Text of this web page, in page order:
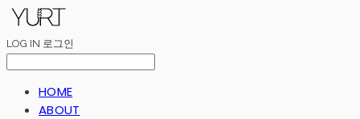
LOG IN 로그인
HOME
ABOUT